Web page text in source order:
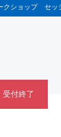
ップ セッション2：
受付終了